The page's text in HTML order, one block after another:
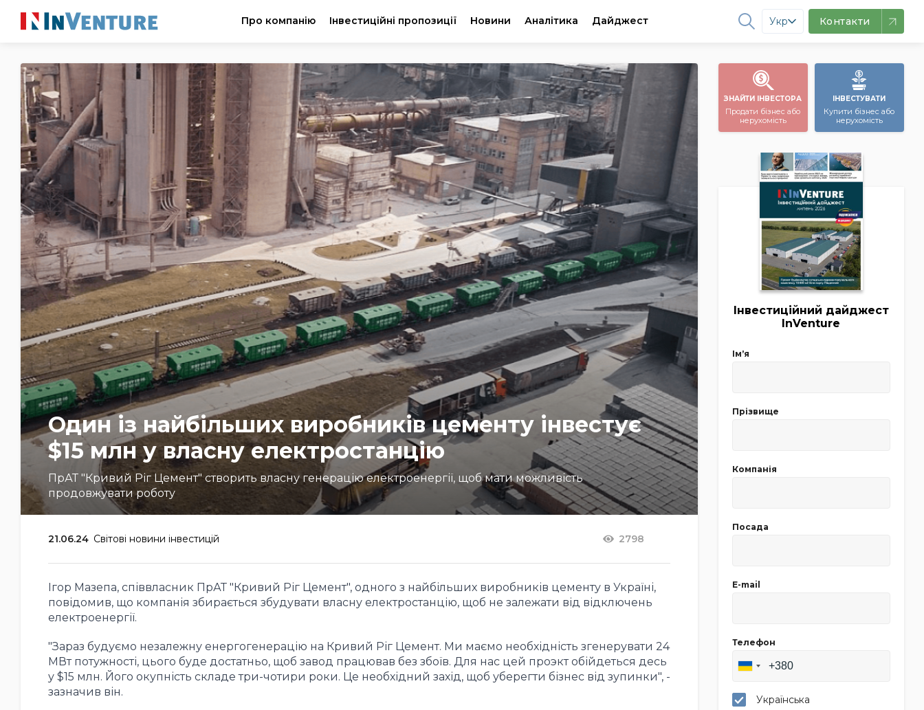
Про компанію Інвестиційні пропозиції Новини Аналітика Дайджест Укр Контакти
Один із найбільших виробників цементу інвестує
$15 млн у власну електростанцію
ПрАТ "Кривий Ріг Цемент" створить власну генерацію електроенергії, щоб мати можливість
продовжувати роботу
21.06.24 Світові новини інвестицій 2798
Ігор Мазепа, співвласник ПрАТ "Кривий Ріг Цемент", одного з найбільших виробників цементу в Україні,
повідомив, що компанія збирається збудувати власну електростанцію, щоб не залежати від відключень
електроенергії.
"Зараз будуємо незалежну енергогенерацію на Кривий Ріг Цемент. Ми маємо необхідність згенерувати 24
МВт потужності, цього буде достатньо, щоб завод працював без збоїв. Для нас цей проэкт обійдеться десь
у $15 млн. Його окупність складе три-чотири роки. Це необхідний захід, щоб уберегти бізнес від зупинки", -
зазначив він.
ЗНАЙТИ ІНВЕСТОРА
Продати бізнес або
нерухомість
ІНВЕСТУВАТИ
Купити бізнес або
нерухомість
Інвестиційний дайджест
InVenture
Імʼя
Прізвище
Компанія
Посада
E-mail
Телефон
Українська